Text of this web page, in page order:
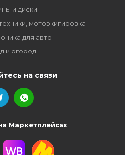
и диски
мотоэкипировка
для авто
и огород
на связи
Маркетплейсах